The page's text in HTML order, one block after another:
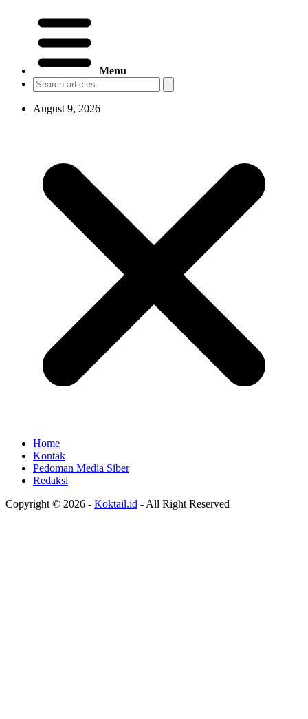
Menu
August 9, 2026
Home
Kontak
Pedoman Media Siber
Redaksi
Copyright © 2026 - Koktail.id - All Right Reserved